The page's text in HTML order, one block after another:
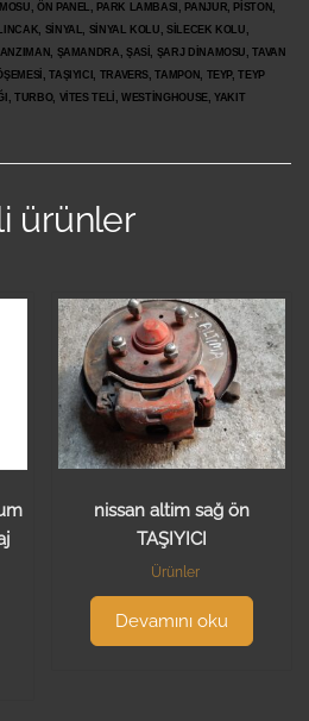
ÖN PANEL, PARK LAMBASI, PANJUR, PİSTON,
SİNYAL, SİNYAL KOLU, SİLECEK KOLU,
ŞAMANDRA, ŞASİ, ŞARJ DİNAMOSU, TAVAN
TAŞIYICI, TRAVERS, TAMPON, TEYP, TEYP
TURBO, VİTES TELİ, WESTİNGHOUSE, YAKIT
ürünler
nissan altim sağ ön
TAŞIYICI
Ürünler
Devamını oku